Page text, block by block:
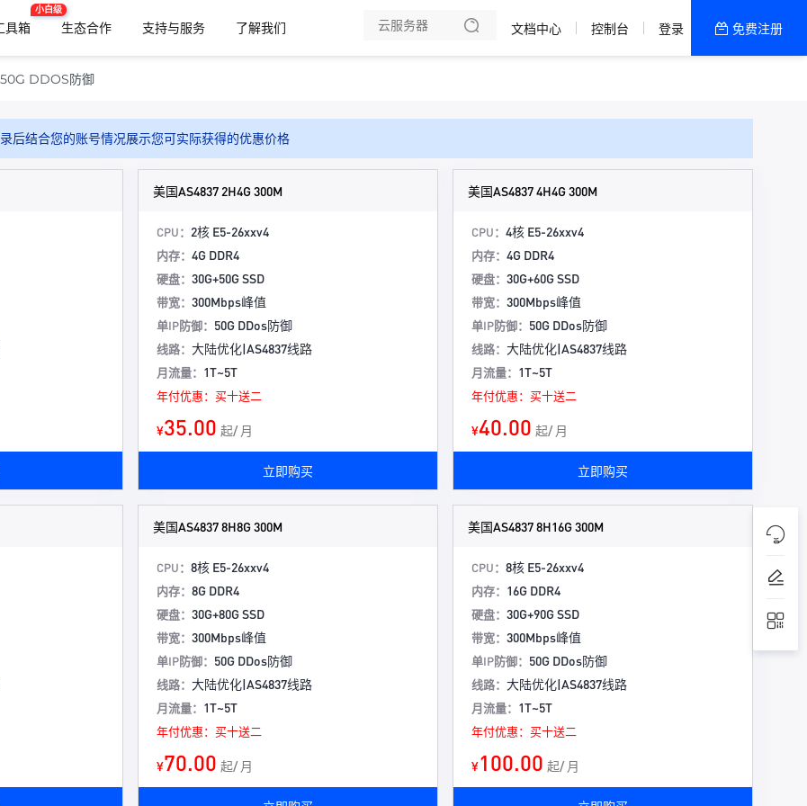
具箱
小白级
生态合作 支持与服务
了解我们
双向CN2 大浦机房
文档中心 控制台 登录 免费注册
DDOS防御
后结合您的账号情况展示您可实际获得的优惠价格
美国AS4837 2H4G 300M
CPU： 2核 E5-26xxv4
内存： 4G DDR4
硬盘： 30G+50G SSD
带宽： 300Mbps峰值
单IP防御： 50G DDos防御
线路： 大陆优化|AS4837线路
月流量： 1T~5T
年付优惠：买十送二
¥35.00 起/ 月
立即购买
美国AS4837 4H4G 300M
CPU： 4核 E5-26xxv4
内存： 4G DDR4
硬盘： 30G+60G SSD
带宽： 300Mbps峰值
单IP防御： 50G DDos防御
线路： 大陆优化|AS4837线路
月流量： 1T~5T
年付优惠：买十送二
¥40.00 起/ 月
立即购买
美国AS4837 8H8G 300M
CPU： 8核 E5-26xxv4
内存： 8G DDR4
硬盘： 30G+80G SSD
带宽： 300Mbps峰值
单IP防御： 50G DDos防御
线路： 大陆优化|AS4837线路
月流量： 1T~5T
年付优惠：买十送二
¥70.00 起/ 月
美国AS4837 8H16G 300M
CPU： 8核 E5-26xxv4
内存： 16G DDR4
硬盘： 30G+90G SSD
带宽： 300Mbps峰值
单IP防御： 50G DDos防御
线路： 大陆优化|AS4837线路
月流量： 1T~5T
年付优惠：买十送二
¥100.00 起/ 月